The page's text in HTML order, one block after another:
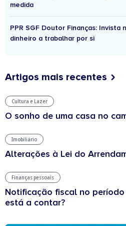
medida
PPR SGF Doutor Finanças: Invista
dinheiro a trabalhar por si
Artigos mais recentes
Cultura e Lazer
O sonho de uma casa no
Imobiliário
Alterações à Lei do
Finanças pessoais
Notificação fiscal no
está a contar?